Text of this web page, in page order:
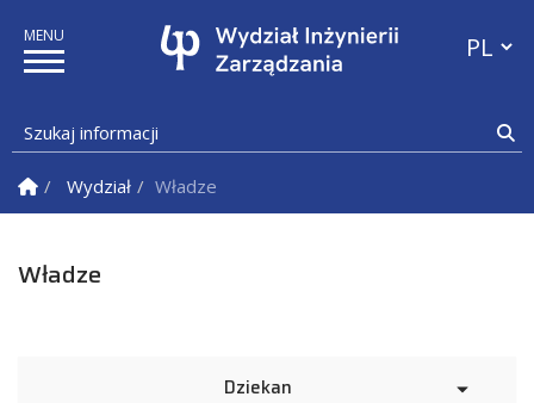
Szukaj informacji
Strona Główna
Wydział Władze
Władze
Dziekan